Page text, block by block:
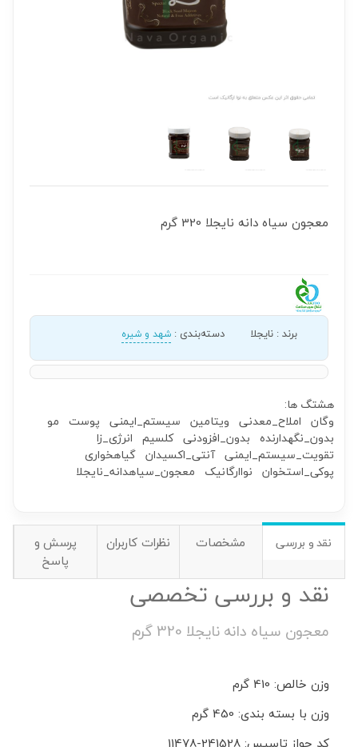
معجون سیاه دانه نایجلا 320 گرم
برند: نایجلا دسته‌بندی : شهد و شیره
هشتگ ها:
وگان املاح_معدنی ویتامین سیستم_ایمنی پوست مو
بدون_نگهدارنده بدون_افزودنی کلسیم انرژی_زا
تقویت_سیستم_ایمنی آنتی_اکسیدان گیاهخواری
پوکی_استخوان نواارگانیک معجون_سیاهدانه_نایجلا
نقد و بررسی مشخصات نظرات کاربران
پرسش و
پاسخ
نقد و بررسی تخصصی
معجون سیاه دانه نایجلا 320 گرم
وزن خالص: 410 گرم
وزن با بسته بندی: 450 گرم
کد جواز تاسیس: 241528-11478